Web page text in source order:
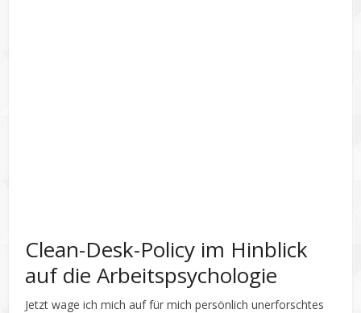
Clean-Desk-Policy im Hinblick
auf die Arbeitspsychologie
Jetzt wage ich mich auf für mich persönlich unerforschtes